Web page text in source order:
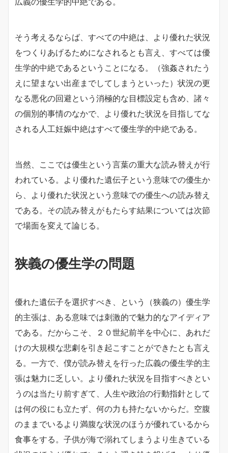
そう考えるならば、すべての中絶は、より優れた状況
をつくりあげるためになされるとも言え、すべては優
生学的中絶であるということになる。（強姦されたう
えに望まない出産までしてしまうといった）状況の更
なる悪化の回避という消極的な目標設定も含め、諸々
の個別的事情のなかで、より優れた状況を目指してな
される人工妊娠中絶はすべて優生学的中絶である。
当然、ここでは優生という言葉の重大な読み替えが行
われている。より優れた遺伝子という意味での優生か
ら、より優れた状況という意味での優生への読み替え
である。その読み替えがもたらす結果については次節
で場面を変えて論じる。
狭義の優生学の問題
優れた遺伝子を選択すべき、という（狭義の）優生学
的主張は、ある意味では刺激的で魅力的なアイディア
である。だからこそ、２０世紀前半を中心に、あれだ
けの大規模な悲劇を引き起こすことができたとも言え
る。一方で、僕が読み替えを行った広義の優生学的主
張は魅力に乏しい。より優れた状況を目指すべきとい
うのは当たり前すぎて、人生や政治の行動指針として
は何の役にも立たず、何の力も持たないからだ。空腹
のままでいるより満腹な状況のほうが優れているから
食事をする。子供が海で溺れてしまうより生きている